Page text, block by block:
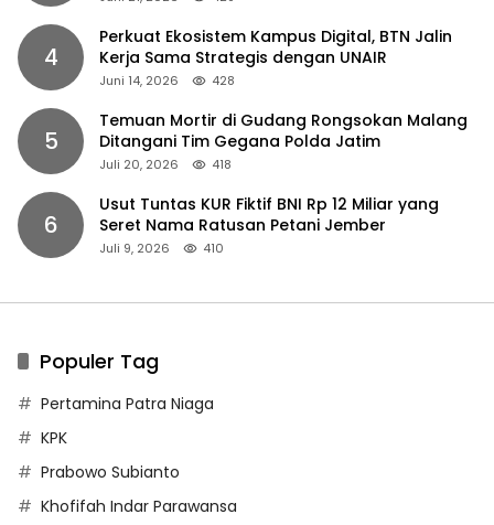
4
Perkuat Ekosistem Kampus Digital, BTN Jalin
Kerja Sama Strategis dengan UNAIR
Juni 14, 2026 428
5
Temuan Mortir di Gudang Rongsokan Malang
Ditangani Tim Gegana Polda Jatim
Juli 20, 2026 418
6
Usut Tuntas KUR Fiktif BNI Rp 12 Miliar yang
Seret Nama Ratusan Petani Jember
Juli 9, 2026 410
Populer Tag
Pertamina Patra Niaga
KPK
Prabowo Subianto
Khofifah Indar Parawansa